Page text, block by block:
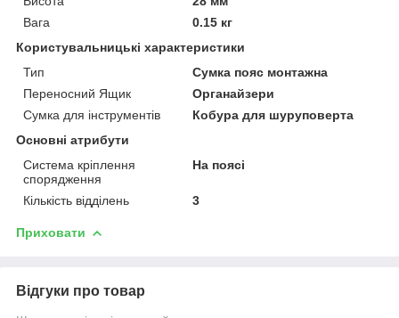
Вага
0.15 кг
Користувальницькі характеристики
Тип
Сумка пояс монтажна
Переносний Ящик
Органайзери
Сумка для інструментів
Кобура для шуруповерта
Основні атрибути
Система кріплення
спорядження
На поясі
Кількість відділень 3
Приховати
Відгуки про товар